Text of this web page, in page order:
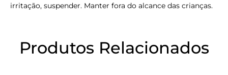
irritação, suspender. Manter fora do alcance das crianças.
Produtos Relacionados